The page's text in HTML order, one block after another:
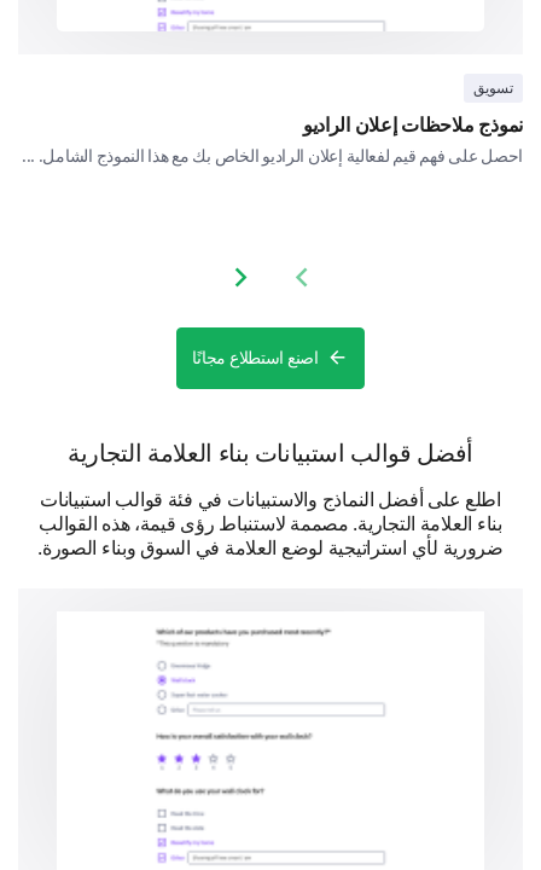
Can you share a memorable experience you
This information will help us to better understand
What is your gender?
Female
Male
What is your age?
تسويق
نموذج ملاحظات إعلان الراديو
احصل على فهم قيم لفعالية إعلان الراديو الخاص بك مع هذا النموذج الشامل. ...
Previous slide
Next slide
اصنع استطلاع مجانًا
أفضل قوالب استبيانات بناء العلامة التجارية
اطلع على أفضل النماذج والاستبيانات في فئة قوالب استبيانات
بناء العلامة التجارية. مصممة لاستنباط رؤى قيمة، هذه القوالب
ضرورية لأي استراتيجية لوضع العلامة في السوق وبناء الصورة.